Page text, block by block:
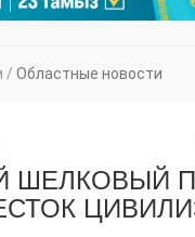
/ Областные новости
ШЕЛКОВЫЙ